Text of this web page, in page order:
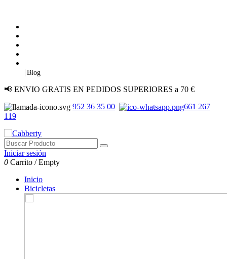
|Blog
📢 ENVIO GRATIS EN PEDIDOS SUPERIORES a 70 €
952 36 35 00
661 267
119
Iniciar sesión
0 Carrito /Empty
Inicio
Bicicletas